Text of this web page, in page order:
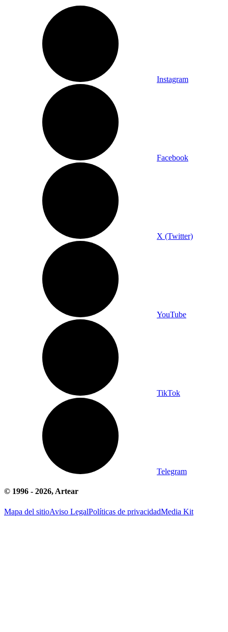
Instagram
Facebook
X (Twitter)
YouTube
TikTok
Telegram
© 1996 - 2026, Artear
Mapa del sitioAviso LegalPolíticas de privacidadMedia Kit